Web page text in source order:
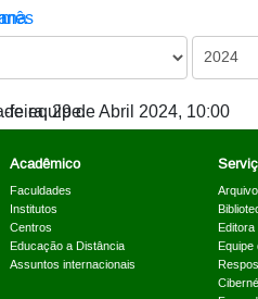
equipe.
feira, 29 de Abril 2024, 10:00
Acadêmico
Faculdades
Institutos
Centros
Educação a Distância
Assuntos internacionais
Editora
Equipe